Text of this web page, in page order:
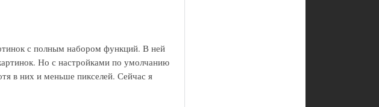
с полным набором функций. В ней
Но с настройками по умолчанию
в них и меньше пикселей. Сейчас я